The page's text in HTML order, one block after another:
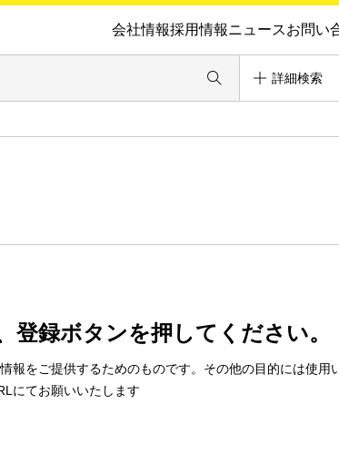
会社情報採用情報ニュースお問い
詳細検索
録ボタンを押してください。
をご提供するためのものです。その他の目的には使用
にてお願いいたします